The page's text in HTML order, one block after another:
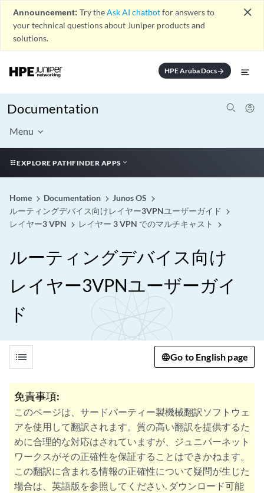
Announcement: Try theAsk AI chatbotfor answers to
your technical questions about Juniper products and
solutions.
close
HPE Aruba Docsarrow_forward
Documentation
Menu
EXPLORE PATHFINDER APPS
Home Documentation
Junos OS
ルーティングデバイス向けレイヤー3VPNユーザーガイド
レイヤー3 VPN
レイヤー 3 VPN でのマルチキャスト
ルーティングデバイス向け
レイヤー3VPNユーザーガイ
ド
list Go to English page
免責事項:
このページは、サードパーティー製機械翻訳ソフトウェ
アを使用して翻訳されます。質の高い翻訳を提供するた
めに合理的な対応はされていますが、ジュニパーネット
ワークスがその正確性を保証することはできかねます。
この翻訳に含まれる情報の正確性について疑問が生じた
場合は、英語版を参照してください. ダウンロード可能